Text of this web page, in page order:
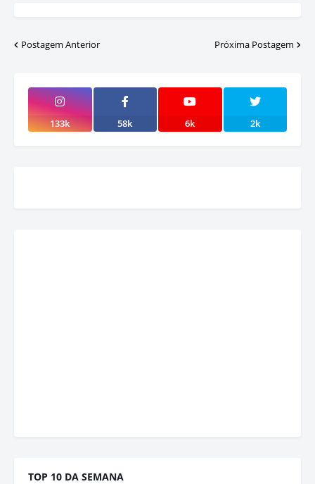
Postagem Anterior Próxima Postagem
133k 58k 6k 2k
TOP 10 DA SEMANA